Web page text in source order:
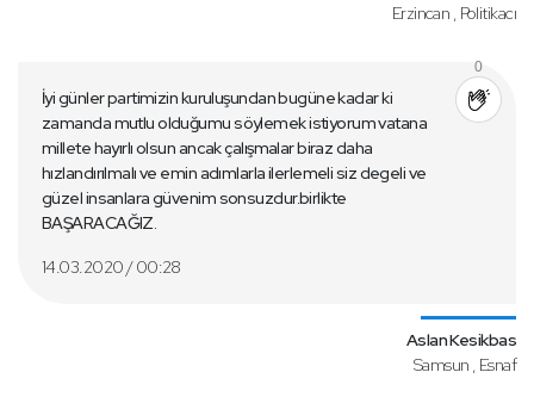
Erzincan , Politikacı
İyi günler partimizin kuruluşundan bugüne kadar ki
zamanda mutlu olduğumu söylemek istiyorum vatana
millete hayırlı olsun ancak çalışmalar biraz daha
hızlandırılmalı ve emin adımlarla ilerlemeli siz degeli ve
güzel insanlara güvenim sonsuzdur.birlikte
BAŞARACAĞIZ.
14.03.2020 / 00:28
0
Aslan Kesikbas
Samsun , Esnaf